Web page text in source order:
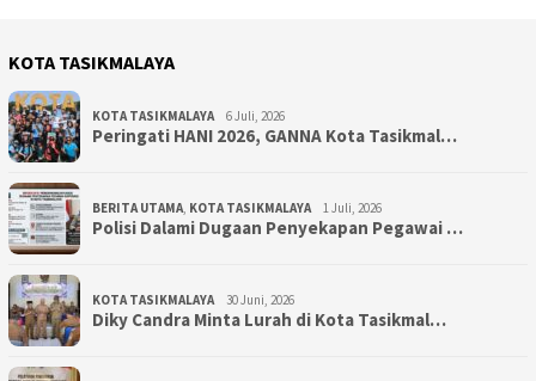
KOTA TASIKMALAYA
KOTA TASIKMALAYA 6 Juli, 2026
Peringati HANI 2026, GANNA Kota Tasikmal…
BERITA UTAMA KOTA TASIKMALAYA 1 Juli, 2026
Polisi Dalami Dugaan Penyekapan Pegawai …
KOTA TASIKMALAYA 30 Juni, 2026
Diky Candra Minta Lurah di Kota Tasikmal…